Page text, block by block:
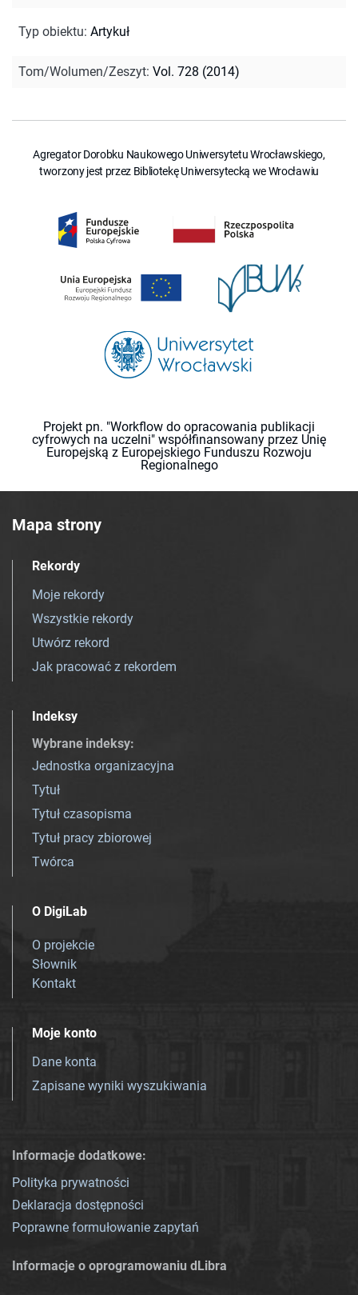
Typ obiektu: Artykuł
Tom/Wolumen/Zeszyt: Vol. 728 (2014)
Agregator Dorobku Naukowego Uniwersytetu Wrocławskiego,
tworzony jest przez Bibliotekę Uniwersytecką we Wrocławiu
Projekt pn. "Workflow do opracowania publikacji
cyfrowych na uczelni" współfinansowany przez Unię
Europejską z Europejskiego Funduszu Rozwoju
Regionalnego
Mapa strony
Rekordy
Moje rekordy
Wszystkie rekordy
Utwórz rekord
Jak pracować z rekordem
Indeksy
Wybrane indeksy:
Jednostka organizacyjna
Tytuł
Tytuł czasopisma
Tytuł pracy zbiorowej
Twórca
O DigiLab
O projekcie
Słownik
Kontakt
Moje konto
Dane konta
Zapisane wyniki wyszukiwania
Informacje dodatkowe:
Polityka prywatności
Deklaracja dostępności
Poprawne formułowanie zapytań
Informacje o oprogramowaniu dLibra